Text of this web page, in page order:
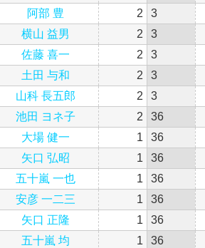
阿部 豊 2 3
横山 益男 2 3
佐藤 喜一 2 3
土田 与和 2 3
山科 長五郎 2 3
池田 ヨネ子 2 36
大場 健一 1 36
矢口 弘昭 1 36
五十嵐 一也 1 36
安彦 一二三 1 36
矢口 正隆 1 36
五十嵐 均 1 36